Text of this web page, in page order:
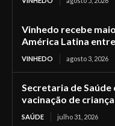
Vinhedo recebe
América Latina
VINHEDO agosto 3, 2026
Secretaria de
vacinação de
SAÚDE julho 31, 2026